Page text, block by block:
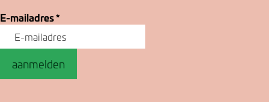
E-mailadres*
aanmelden